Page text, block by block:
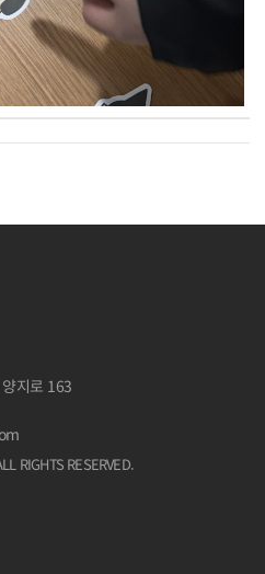
지로 163
RIGHTS RESERVED.